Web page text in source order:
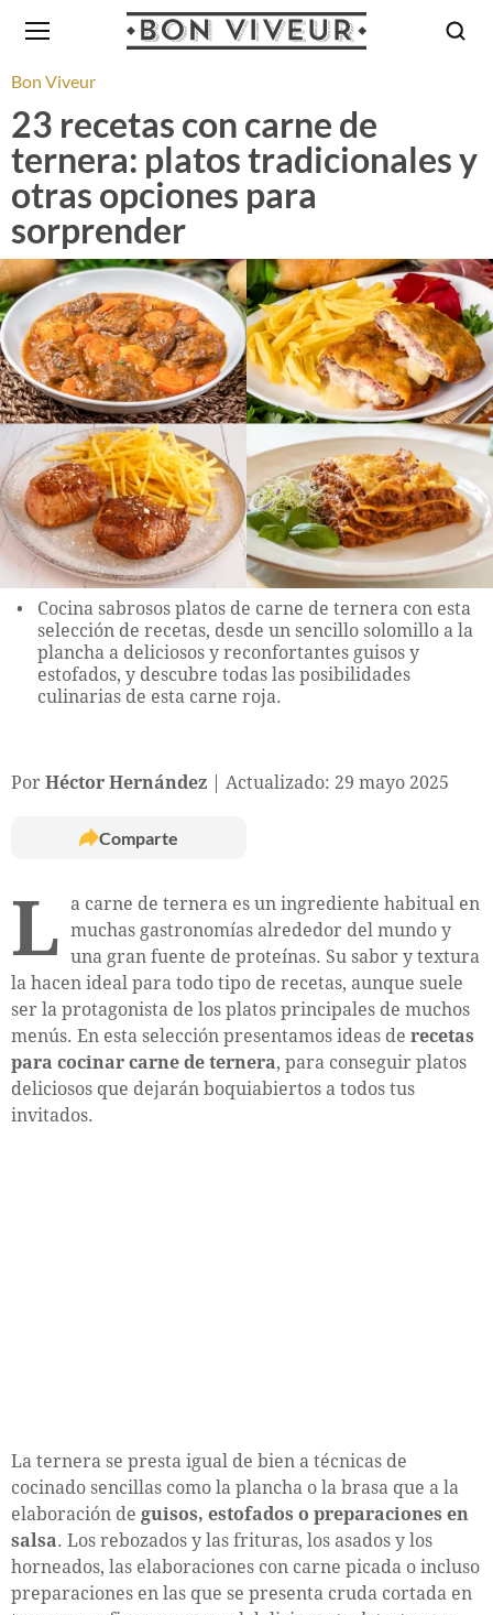
Bon Viveur
23 recetas con carne de
ternera: platos tradicionales y
otras opciones para
sorprender
Cocina sabrosos platos de carne de ternera con esta
selección de recetas, desde un sencillo solomillo a la
plancha a deliciosos y reconfortantes guisos y
estofados, y descubre todas las posibilidades
culinarias de esta carne roja.
Por Héctor Hernández Actualizado: 29 mayo 2025
Comparte
L a carne de ternera es un ingrediente habitual en
muchas gastronomías alrededor del mundo y
una gran fuente de proteínas. Su sabor y textura
la hacen ideal para todo tipo de recetas, aunque suele
ser la protagonista de los platos principales de muchos
menús. En esta selección presentamos ideas de recetas
para cocinar carne de ternera, para conseguir platos
deliciosos que dejarán boquiabiertos a todos tus
invitados.
La ternera se presta igual de bien a técnicas de
cocinado sencillas como la plancha o la brasa que a la
elaboración de guisos, estofados o preparaciones en
salsa. Los rebozados y las frituras, los asados y los
horneados, las elaboraciones con carne picada o incluso
preparaciones en las que se presenta cruda cortada en